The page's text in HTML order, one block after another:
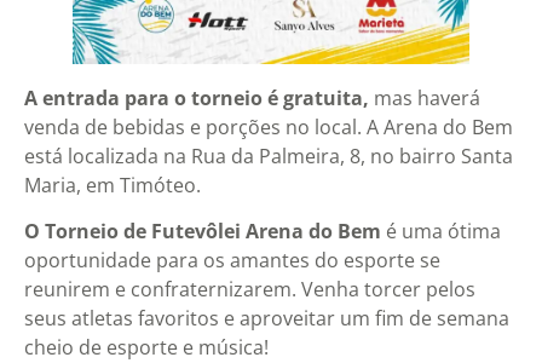
A entrada para o torneio é gratuita, mas haverá
venda de bebidas e porções no local. A Arena do Bem
está localizada na Rua da Palmeira, 8, no bairro Santa
Maria, em Timóteo.
O Torneio de Futevôlei Arena do Bem é uma ótima
oportunidade para os amantes do esporte se
reunirem e confraternizarem. Venha torcer pelos
seus atletas favoritos e aproveitar um fim de semana
cheio de esporte e música!